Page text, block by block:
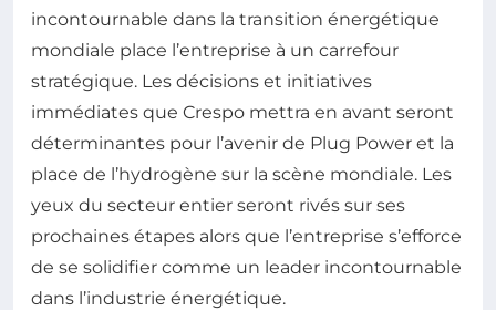
incontournable dans la transition énergétique
mondiale place l’entreprise à un carrefour
stratégique. Les décisions et initiatives
immédiates que Crespo mettra en avant seront
déterminantes pour l’avenir de Plug Power et la
place de l’hydrogène sur la scène mondiale. Les
yeux du secteur entier seront rivés sur ses
prochaines étapes alors que l’entreprise s’efforce
de se solidifier comme un leader incontournable
dans l’industrie énergétique.